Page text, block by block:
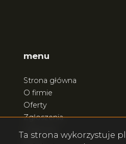
menu
Strona główna
O firmie
Oferty
Zgłoszenia
Ta strona wykorzystuje